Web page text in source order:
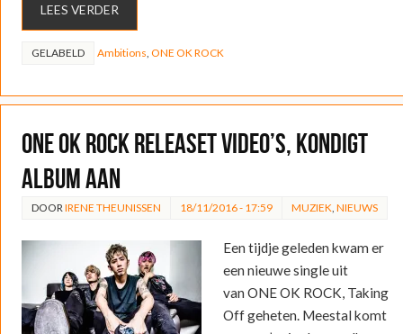
LEES VERDER
GELABELD Ambitions ONE OK ROCK
ONE OK ROCK releaset video’s, kondigt
album aan
DOOR IRENE THEUNISSEN 18/11/2016 - 17:59 MUZIEK NIEUWS
Een tijdje geleden kwam er
een nieuwe single uit
van ONE OK ROCK, Taking
Off geheten. Meestal komt